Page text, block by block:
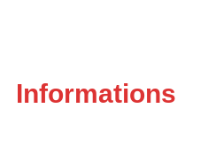
Informations